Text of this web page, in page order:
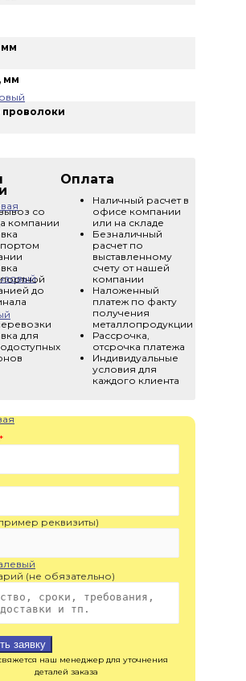
мм
мм
со
компании
до
для
Оплата
Наличный расчет в
офисе компании
или на складе
Безналичный
расчет по
выставленному
счету от нашей
компании
Наложенный
платеж по факту
получения
металлопродукции
Рассрочка,
отсрочка платежа
Индивидуальные
условия для
каждого клиента
*
реквизиты)
(не обязательно)
заявку
наш менеджер для уточнения
деталей заказа